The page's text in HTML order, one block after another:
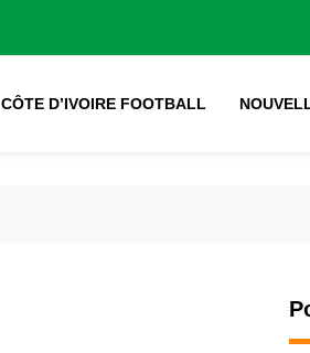
CÔTE D’IVOIRE FOOTBALL